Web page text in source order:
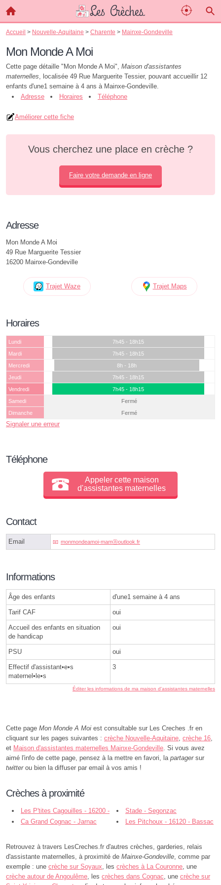
Accueil > Nouvelle-Aquitaine > Charente > Mainxe-Gondeville
Mon Monde A Moi
Cette page détaille "Mon Monde A Moi", Maison d'assistantes
maternelles, localisée 49 Rue Marguerite Tessier, pouvant accueillir 12
enfants d'une1 semaine à 4 ans à Mainxe-Gondeville.
Adresse
Horaires Téléphone
Améliorer cette fiche
Vous cherchez une place en crèche ?
Faire votre demande en ligne
Adresse
Mon Monde A Moi
49 Rue Marguerite Tessier
16200 Mainxe-Gondeville
Trajet Waze Trajet Maps
Horaires
Lundi
7h45 - 18h15
Mardi
7h45 - 18h15
Mercredi
8h - 18h
Jeudi
7h45 - 18h15
Vendredi
7h45 - 18h15
Samedi
Fermé
Dimanche
Fermé
Signaler une erreur
Téléphone
Appeler cette maison
d'assistantes maternelles
Contact
Email monmondeamoi-mamⓐoutlook.fr
Informations
Âge des enfants d'une1 semaine à 4 ans
Tarif CAF oui
Accueil des enfants en situation
de handicap
oui
PSU oui
Effectif d'assistant•e•s
maternel•le•s
3
Éditer les informations de ma maison d'assistantes maternelles
Cette page Mon Monde A Moi est consultable sur Les Creches .fr en
cliquant sur les pages suivantes : crèche Nouvelle-Aquitaine, crèche 16,
et Maison d'assistantes maternelles Mainxe-Gondeville. Si vous avez
aimé l'info de cette page, pensez à la mettre en favori, la partagersur
twitterou bien la diffuser par email à vos amis !
Crèches à proximité
Les P'tites Cagouilles - 16200 -
Bourg-Charente
Stade - Segonzac
Ca Grand Cognac - Jarnac
Les Pitchoux - 16120 - Bassac
Retrouvez à travers LesCreches.fr d'autres crèches, garderies, relais
d'assistante maternelles, à proximité de Mainxe-Gondeville, comme par
exemple : une crèche sur Soyaux, les crèches à La Couronne, une
crèche autour de Angoulême, les crèches dans Cognac, une crèche sur